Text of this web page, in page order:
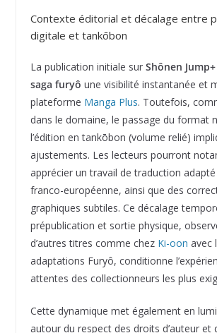
Contexte éditorial et décalage entre
digitale et tankōbon
La publication initiale sur Shônen Jump+
saga furyô une visibilité instantanée et
plateforme Manga Plus. Toutefois,
dans le domaine, le passage du format
l’édition en tankōbon (volume relié)
ajustements. Les lecteurs pourront
apprécier un travail de traduction
franco-européenne, ainsi que des
graphiques subtiles. Ce décalage
prépublication et sortie physique,
d’autres titres comme chez Ki-oon avec
adaptations Furyô, conditionne
attentes des collectionneurs les plus
Cette dynamique met également en
autour du respect des droits d’auteur et